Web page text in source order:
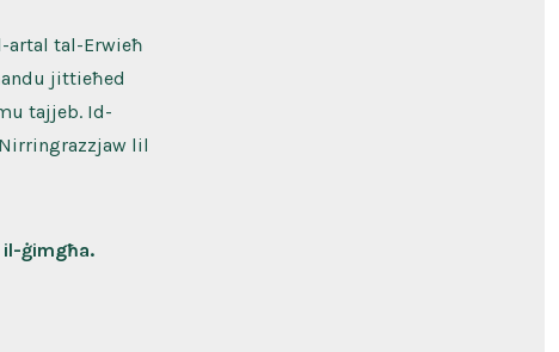
tal-Erwieħ
jittieħed
tajjeb. Id-
lil
il-ġimgħa.